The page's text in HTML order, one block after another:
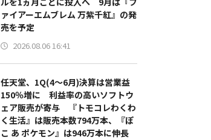
ァイアーエムブレム 万紫千紅』の発
売を予定
2026.08.06 16:41
任天堂、1Q(4～6月)決算は営業益
150％増に 利益率の高いソフトウ
ェア販売が寄与 『トモコレわくわ
く生活』は販売本数794万本、『ぽ
こ あ ポケモン』は946万本に伸長